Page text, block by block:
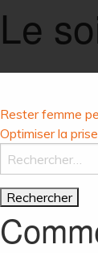
Le
de
Rester femme
Optimiser la
Rechercher :